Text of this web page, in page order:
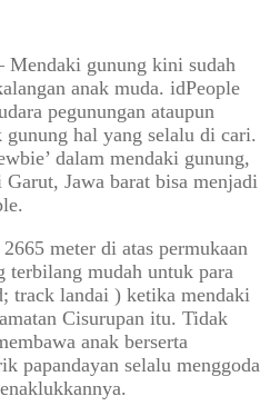
Mendaki gunung kini sudah
anak muda. idPeople
pegunungan ataupun
hal yang selalu di cari.
dalam mendaki gunung,
Garut, Jawa barat bisa menjadi
meter di atas permukaan
mudah untuk para
track landai ) ketika mendaki
Cisurupan itu. Tidak
anak berserta
papandayan selalu menggoda